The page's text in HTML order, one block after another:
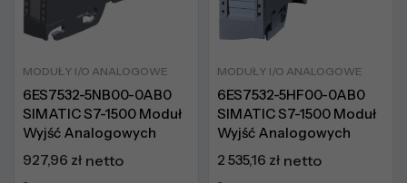
MODUŁY I/O ANALOGOWE
6ES7532-5NB00-0AB0
SIMATIC S7-1500 Moduł
Wyjść Analogowych
927,96 zł netto
MODUŁY I/O ANALOGOWE
6ES7532-5HF00-0AB0
SIMATIC S7-1500 Moduł
Wyjść Analogowych
2 535,16 zł netto